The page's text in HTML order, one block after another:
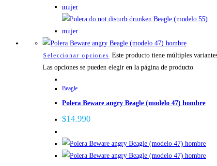
Seleccionar opciones Este producto tiene múltiples
Las opciones se pueden elegir en la página de producto
Beagle
Polera Beware angry Beagle (modelo 47) hombre
$14.990